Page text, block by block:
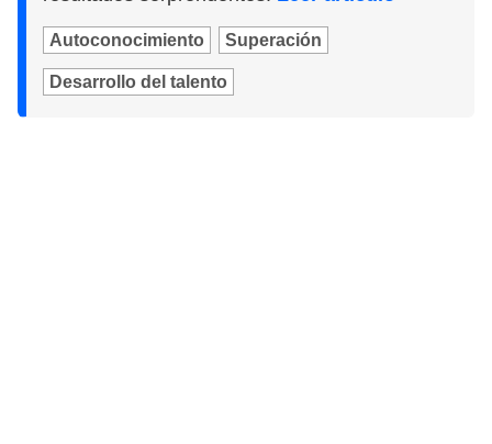
Autoconocimiento Superación
Desarrollo del talento